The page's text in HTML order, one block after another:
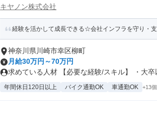
キヤノン株式会社
経験を活かして成長できる☆会社インフラを守り・
神奈川県川崎市幸区柳町
月給30万円～70万円
求めている人材 【必要な経験/スキル】 ・大
年間休日120日以上 バイク通勤OK 車通勤OK +13個